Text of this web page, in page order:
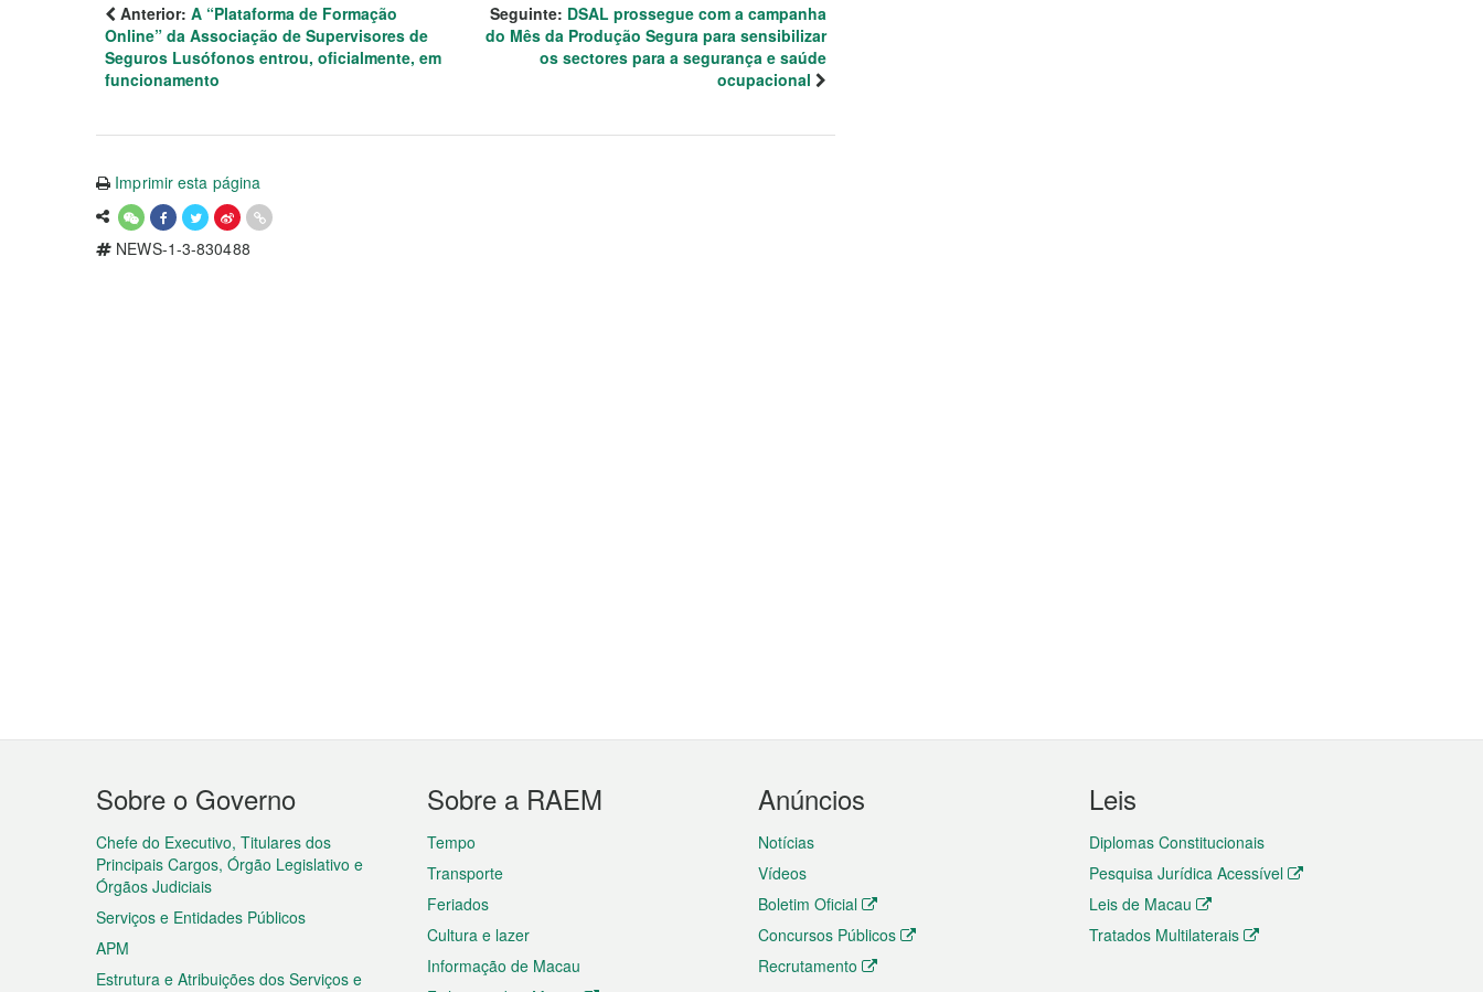
Anterior: A “Plataforma de Formação
Online” da Associação de Supervisores de
Seguros Lusófonos entrou, oficialmente, em
funcionamento
Seguinte: DSAL prossegue com a campanha
do Mês da Produção Segura para sensibilizar
os sectores para a segurança e saúde
ocupacional
Imprimir esta página
NEWS-1-3-830488
Menu
do
rodapé
Sobre o Governo
Chefe do Executivo, Titulares dos
Principais Cargos, Órgão Legislativo e
Órgãos Judiciais
Serviços e Entidades Públicos
APM
Estrutura e Atribuições dos Serviços e
Sobre a RAEM
Tempo
Transporte
Feriados
Cultura e lazer
Informação de Macau
Anúncios
Notícias
Vídeos
Boletim Oficial
Concursos Públicos
Recrutamento
Leis
Diplomas Constitucionais
Pesquisa Jurídica Acessível
Leis de Macau
Tratados Multilaterais